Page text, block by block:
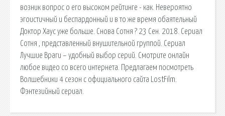
возник вопрос о его высоком рейтинге - как. Невероятно
эгоистичный и беспардонный и в то же время обаятельный
Доктор Хаус уже больше. Снова Сотня ? 23 Сен. 2018. Сериал
Сотня , представленный внушительной группой. Сериал
Лучшие Враги – удобный выбор серий. Смотрите онлайн
любое видео со всего интернета. Предлагаем посмотреть
Волшебники 4 сезон с официального сайта LostFilm.
Фэнтезийный сериал.